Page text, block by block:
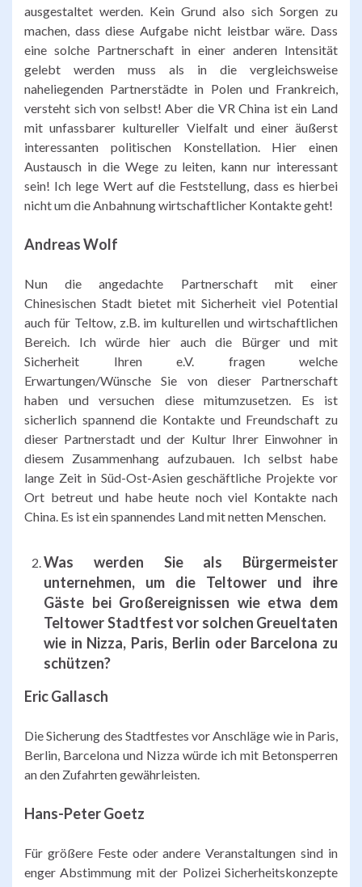
ausgestaltet werden. Kein Grund also sich Sorgen zu
machen, dass diese Aufgabe nicht leistbar wäre. Dass
eine solche Partnerschaft in einer anderen Intensität
gelebt werden muss als in die vergleichsweise
naheliegenden Partnerstädte in Polen und Frankreich,
versteht sich von selbst! Aber die VR China ist ein Land
mit unfassbarer kultureller Vielfalt und einer äußerst
interessanten politischen Konstellation. Hier einen
Austausch in die Wege zu leiten, kann nur interessant
sein! Ich lege Wert auf die Feststellung, dass es hierbei
nicht um die Anbahnung wirtschaftlicher Kontakte geht!
Andreas Wolf
Nun die angedachte Partnerschaft mit einer
Chinesischen Stadt bietet mit Sicherheit viel Potential
auch für Teltow, z.B. im kulturellen und wirtschaftlichen
Bereich. Ich würde hier auch die Bürger und mit
Sicherheit Ihren e.V. fragen welche
Erwartungen/Wünsche Sie von dieser Partnerschaft
haben und versuchen diese mitumzusetzen. Es ist
sicherlich spannend die Kontakte und Freundschaft zu
dieser Partnerstadt und der Kultur Ihrer Einwohner in
diesem Zusammenhang aufzubauen. Ich selbst habe
lange Zeit in Süd-Ost-Asien geschäftliche Projekte vor
Ort betreut und habe heute noch viel Kontakte nach
China. Es ist ein spannendes Land mit netten Menschen.
Was werden Sie als Bürgermeister
unternehmen, um die Teltower und ihre
Gäste bei Großereignissen wie etwa dem
Teltower Stadtfest vor solchen Greueltaten
wie in Nizza, Paris, Berlin oder Barcelona zu
schützen?
Eric Gallasch
Die Sicherung des Stadtfestes vor Anschläge wie in Paris,
Berlin, Barcelona und Nizza würde ich mit Betonsperren
an den Zufahrten gewährleisten.
Hans-Peter Goetz
Für größere Feste oder andere Veranstaltungen sind in
enger Abstimmung mit der Polizei Sicherheitskonzepte